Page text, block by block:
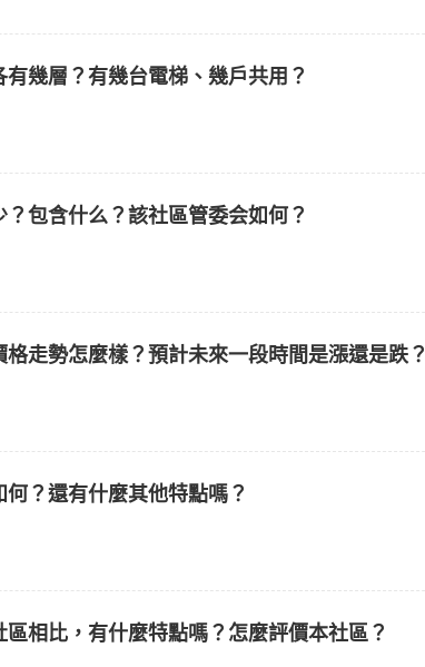
有幾層？有幾台電梯、幾戶共用？
？包含什么？該社區管委会如何？
格走勢怎麼樣？預計未來一段時間是漲還是跌？
何？還有什麼其他特點嗎？
區相比，有什麼特點嗎？怎麼評價本社區？